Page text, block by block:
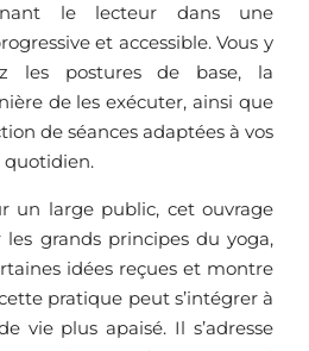
le lecteur dans une
et accessible. Vous y
les postures de base, la
de les exécuter, ainsi que
de séances adaptées à vos
quotidien.
un large public, cet ouvrage
les grands principes du yoga,
idées reçues et montre
pratique peut s’intégrer à
vie plus apaisé. Il s’adresse